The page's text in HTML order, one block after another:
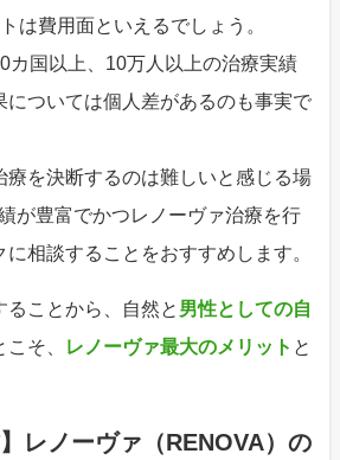
は費用面といえるでしょう。
カ国以上、10万人以上の治療実績
については個人差があるのも事実で
療を決断するのは難しいと感じる場
が豊富でかつレノーヴァ治療を行
相談することをおすすめします。
ることから、自然と 男性としての自
こそ、 レノーヴァ最大のメリット と
】レノーヴァ（RENOVA）の